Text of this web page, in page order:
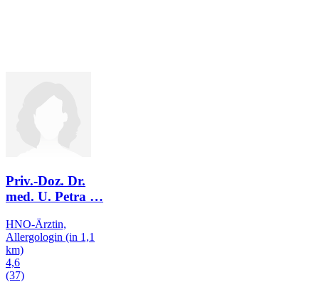
Priv.-Doz. Dr.
med. U. Petra …
HNO-Ärztin,
Allergologin (in 1,1
km)
4,6
(37)